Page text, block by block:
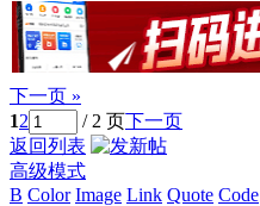
下一页 »
12 / 2 页下一页
返回列表
高级模式
B Color Image Link Quote Code